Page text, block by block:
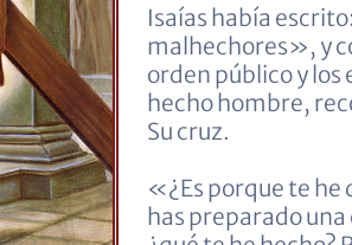
Isaías había
malhechores», y
orden público y los
hecho hombre,
Su cruz.
«¿Es porque te he
has preparado